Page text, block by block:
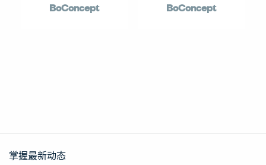
BoConcept BoConcept
掌握最新动态